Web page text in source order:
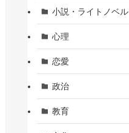
小説・ライトノベル
心理
恋愛
政治
教育